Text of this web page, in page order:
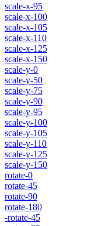
scale-x-95
scale-x-100
scale-x-105
scale-x-110
scale-x-125
scale-x-150
scale-y-0
scale-y-50
scale-y-75
scale-y-90
scale-y-95
scale-y-100
scale-y-105
scale-y-110
scale-y-125
scale-y-150
rotate-0
rotate-45
rotate-90
rotate-180
-rotate-45